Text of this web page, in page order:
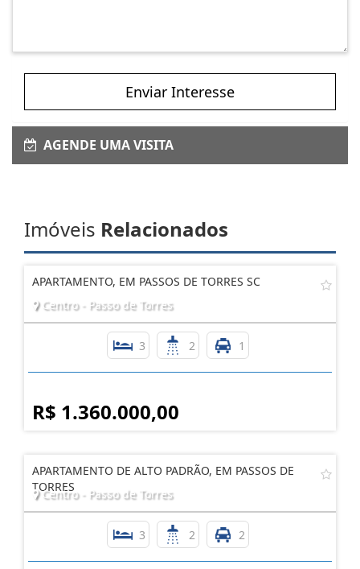
Enviar Interesse
AGENDE UMA VISITA
Imóveis Relacionados
APARTAMENTO, EM PASSOS DE TORRES SC
Centro - Passo de Torres
3 2 1
R$ 1.360.000,00
APARTAMENTO DE ALTO PADRÃO, EM PASSOS DE
TORRES
Centro - Passo de Torres
3 2 2